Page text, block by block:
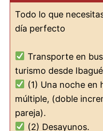
Todo lo que
día perfecto
Transporte en
turismo desde
(1) Una noche en
múltiple, (doble
pareja).
(2) Desayunos.